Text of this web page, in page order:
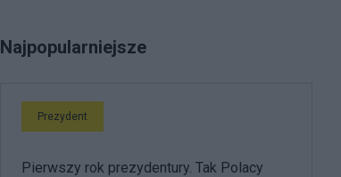
Najpopularniejsze
Prezydent
Pierwszy rok prezydentury. Tak Polacy